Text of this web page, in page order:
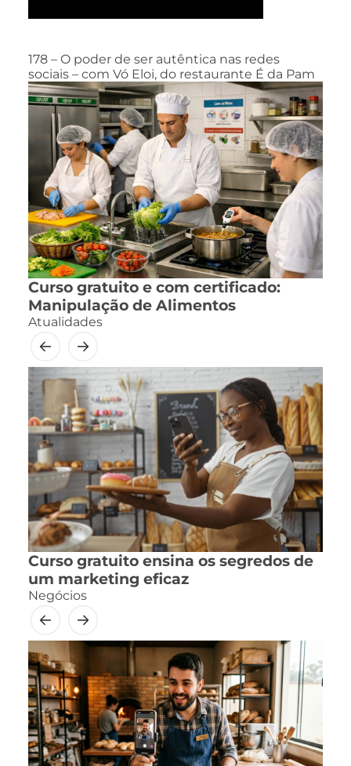
178 – O poder de ser autêntica nas redes
sociais – com Vó Eloi, do restaurante É da Pam
Curso gratuito e com certificado:
Manipulação de Alimentos
Atualidades
Curso gratuito ensina os segredos de
um marketing eficaz
Negócios